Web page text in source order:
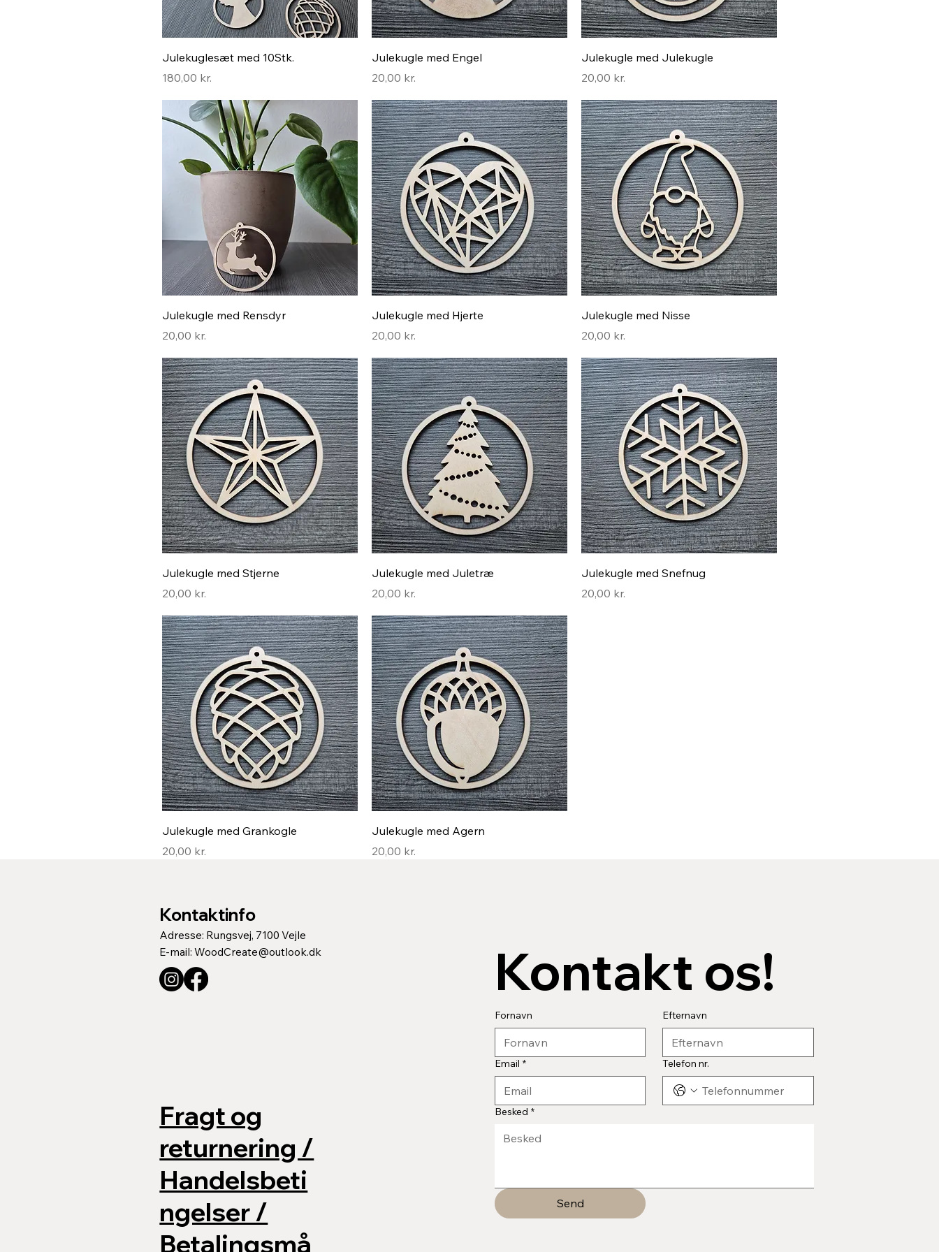
Hurtigvisning
Julekuglesæt med 10Stk.
Pris
180,00 kr.
Hurtigvisning
Julekugle med Engel
Pris
20,00 kr.
Hurtigvisning
Julekugle med Julekugle
Pris
20,00 kr.
Hurtigvisning
Julekugle med Rensdyr
Pris
20,00 kr.
Hurtigvisning
Julekugle med Hjerte
Pris
20,00 kr.
Hurtigvisning
Julekugle med Nisse
Pris
20,00 kr.
Hurtigvisning
Julekugle med Stjerne
Pris
20,00 kr.
Hurtigvisning
Julekugle med Juletræ
Pris
20,00 kr.
Hurtigvisning
Julekugle med Snefnug
Pris
20,00 kr.
Hurtigvisning
Julekugle med Grankogle
Pris
20,00 kr.
Hurtigvisning
Julekugle med Agern
Pris
20,00 kr.
Kontaktinfo
Adresse: Rungsvej, 7100 Vejle
E-mail:WoodCreate@outlook.dk Kontakt os!
Fornavn Efternavn
Email * Telefon nr.
Besked *
Send
Fragt og
returnering /
Handelsbeti
ngelser /
Betalingsmå